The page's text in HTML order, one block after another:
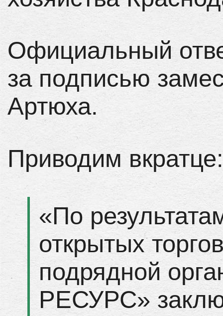
Официальный
за подписью
Артюха.
Приводим вкратце:
«По
открытых
подрядной
РЕСУРС»